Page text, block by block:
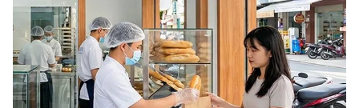
Theo dõi báo trên